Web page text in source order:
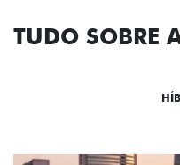
TUDO SOBRE